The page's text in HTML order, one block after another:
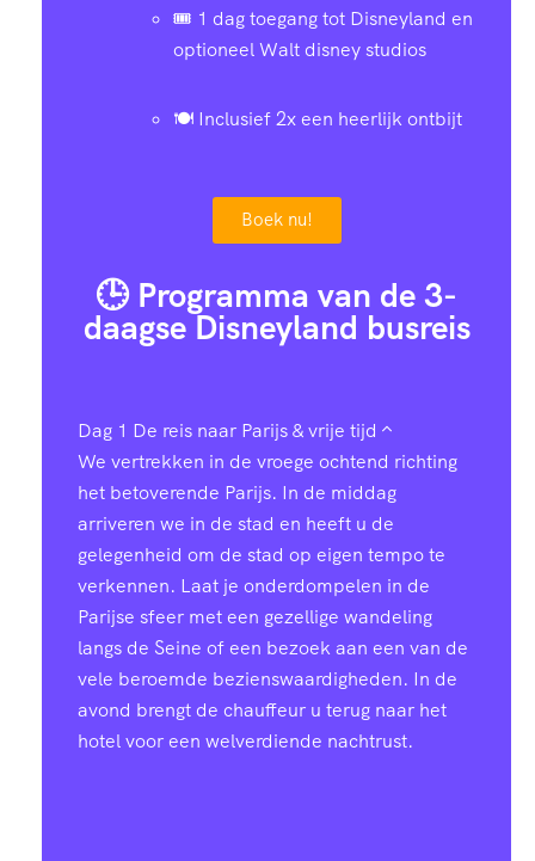
🎟️ 1 dag toegang tot Disneyland en
optioneel Walt disney studios
🍽️ Inclusief 2x een heerlijk ontbijt
Boek nu!
🕒 Programma van de 3-
daagse Disneyland busreis
Dag 1 De reis naar Parijs & vrije tijd
We vertrekken in de vroege ochtend richting
het betoverende Parijs. In de middag
arriveren we in de stad en heeft u de
gelegenheid om de stad op eigen tempo te
verkennen. Laat je onderdompelen in de
Parijse sfeer met een gezellige wandeling
langs de Seine of een bezoek aan een van de
vele beroemde bezienswaardigheden. In de
avond brengt de chauffeur u terug naar het
hotel voor een welverdiende nachtrust.